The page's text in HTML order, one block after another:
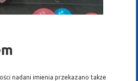
nadani imienia przekazano także